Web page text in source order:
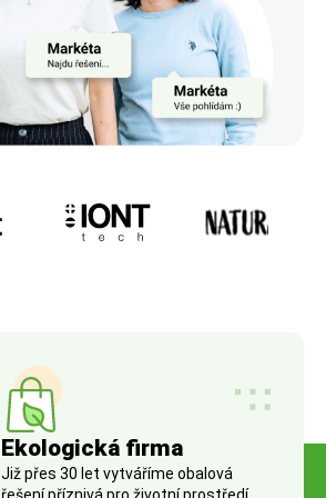
Ekologická firma
Již přes 30 let vytváříme obalová